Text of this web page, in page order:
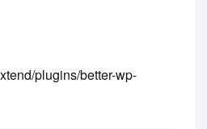
plugins/better-wp-